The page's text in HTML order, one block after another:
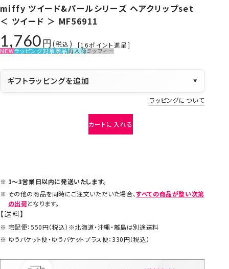
miffy ツイード&パールシリーズ ヘアクリップset
＜ ツイード ＞ MF56911
1,760 税込 [16ポイント進呈]
NEWラッピング対象商品再入荷ミッフィー
ギフトラッピングを追加 ▼
ラッピングについて
カートに入れる
1～3営業日以内に発送いたします。
その他の商品を同時にご注文いただいた場合、すべての商品が整い次第
の出荷となります。
【送料】
宅配便：550円（税込）※北海道・沖縄・離島は別途送料
ゆうパケット便・ゆうパケットプラス便：330円（税込）